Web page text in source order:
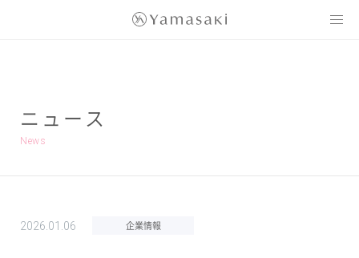
ニュース
News
2026.01.06 企業情報